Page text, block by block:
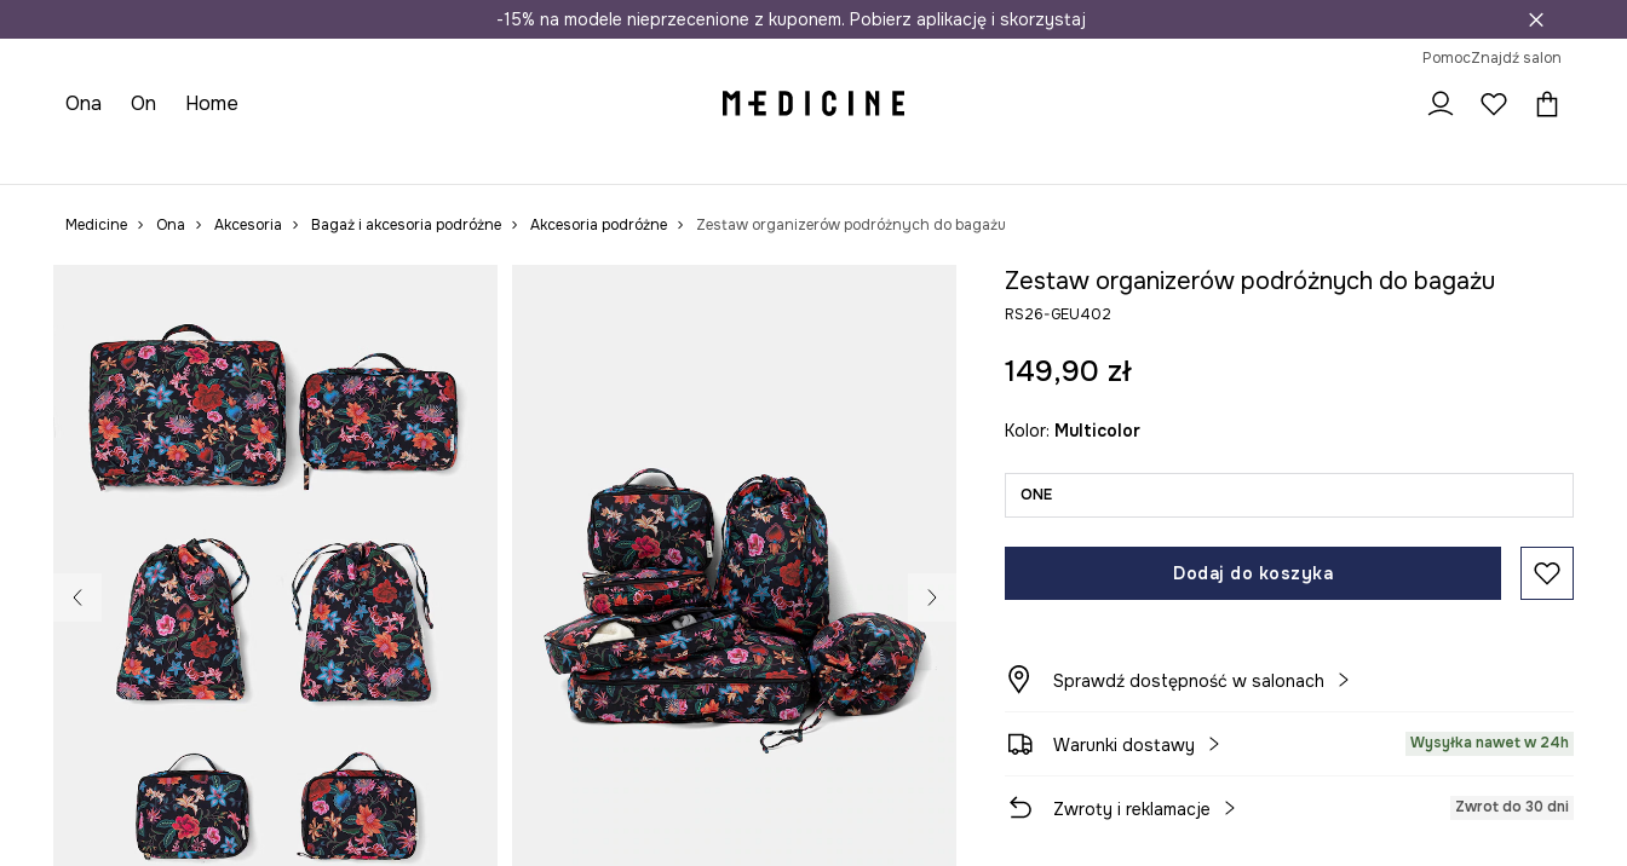
Wysyłka nawet w 24h Darmowa dostawa do salonów 30 dni na zwrot
-15% na modele nieprzecenione z kuponem. Pobierz aplikację i skorzystaj
PomocZnajdź salon
Ona On Home
Medicine Ona Akcesoria Bagaż i akcesoria podróżne Akcesoria podróżne Zestaw organizerów podróżnych do bagażu
Zestaw organizerów podróżnych do bagażu
RS26-GEU402
149,90 zł
Kolor: multicolor
ONE
Dodaj do koszyka
Sprawdź dostępność w salonach
Warunki dostawy Wysyłka nawet w 24h
Zwroty i reklamacje Zwrot do 30 dni